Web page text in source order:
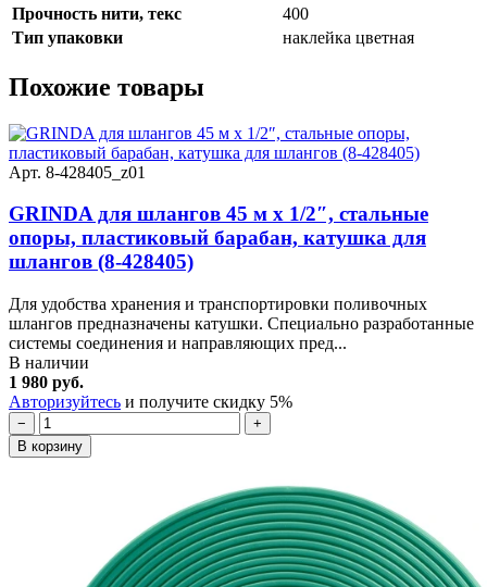
Прочность нити, текс
400
Тип упаковки
наклейка цветная
Похожие товары
Арт. 8-428405_z01
GRINDA для шлангов 45 м x 1/2″, стальные
опоры, пластиковый барабан, катушка для
шлангов (8-428405)
Для удобства хранения и транспортировки поливочных
шлангов предназначены катушки. Специально разработанные
системы соединения и направляющих пред...
В наличии
1 980 руб.
Авторизуйтесь и получите скидку 5%
−
+
В корзину